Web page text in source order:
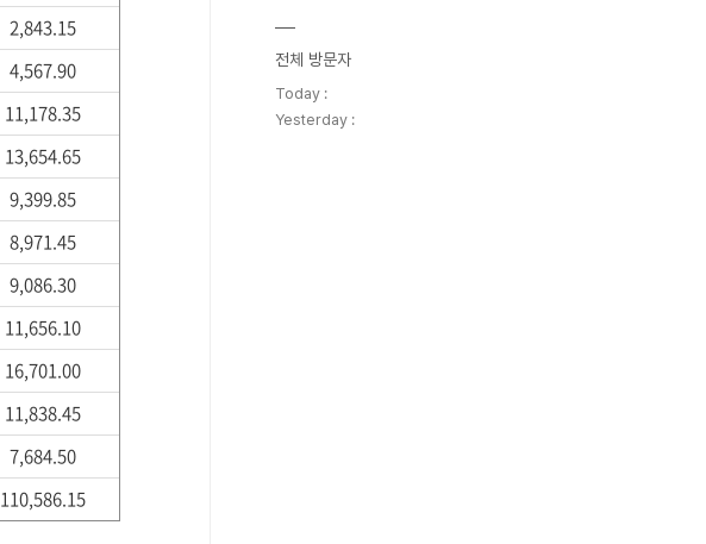
2,843.15
4,567.90
11,178.35
13,654.65
9,399.85
8,971.45
9,086.30
11,656.10
16,701.00
11,838.45
7,684.50
110,586.15
전체 방문자
Today :
Yesterday :